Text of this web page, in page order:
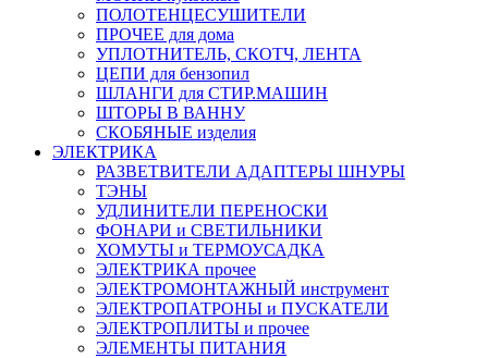
ПОЛОТЕНЦЕСУШИТЕЛИ
ПРОЧЕЕ для дома
УПЛОТНИТЕЛЬ, СКОТЧ, ЛЕНТА
ЦЕПИ для бензопил
ШЛАНГИ для СТИР.МАШИН
ШТОРЫ В ВАННУ
СКОБЯНЫЕ изделия
ЭЛЕКТРИКА
РАЗВЕТВИТЕЛИ АДАПТЕРЫ ШНУРЫ
ТЭНЫ
УДЛИНИТЕЛИ ПЕРЕНОСКИ
ФОНАРИ и СВЕТИЛЬНИКИ
ХОМУТЫ и ТЕРМОУСАДКА
ЭЛЕКТРИКА прочее
ЭЛЕКТРОМОНТАЖНЫЙ инструмент
ЭЛЕКТРОПАТРОНЫ и ПУСКАТЕЛИ
ЭЛЕКТРОПЛИТЫ и прочее
ЭЛЕМЕНТЫ ПИТАНИЯ